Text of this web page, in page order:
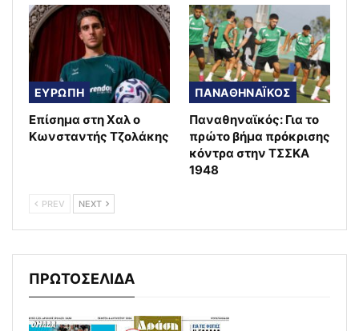
ΕΥΡΩΠΗ
Επίσημα στη Χαλ ο
Κωνσταντής Τζολάκης
ΠΑΝΑΘΗΝΑΪΚΟΣ
Παναθηναϊκός: Για το
πρώτο βήμα πρόκρισης
κόντρα στην ΤΣΣΚΑ
1948
PREV NEXT
ΠΡΩΤΟΣΕΛΙΔΑ